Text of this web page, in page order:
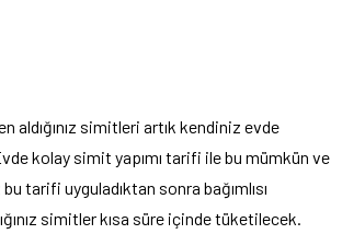
aldığınız simitleri artık kendiniz evde
kolay simit yapımı tarifi ile bu mümkün ve
tarifi uyguladıktan sonra bağımlısı
simitler kısa süre içinde tüketilecek.